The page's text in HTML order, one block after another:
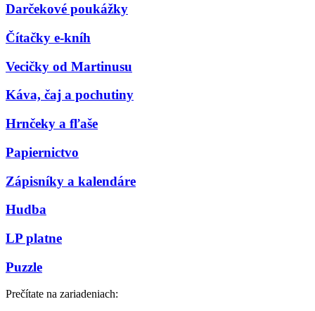
Darčekové poukážky
Čítačky e-kníh
Vecičky od Martinusu
Káva, čaj a pochutiny
Hrnčeky a fľaše
Papiernictvo
Zápisníky a kalendáre
Hudba
LP platne
Puzzle
Prečítate na zariadeniach: